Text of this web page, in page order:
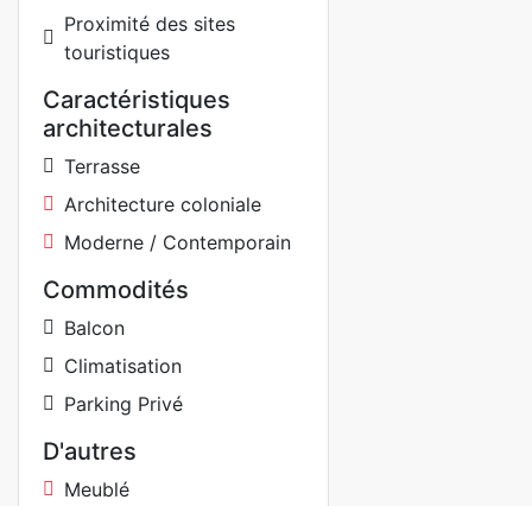
Proximité des sites
touristiques
Caractéristiques
architecturales
Terrasse
Architecture coloniale
Moderne / Contemporain
Commodités
Balcon
Climatisation
Parking Privé
D'autres
Meublé